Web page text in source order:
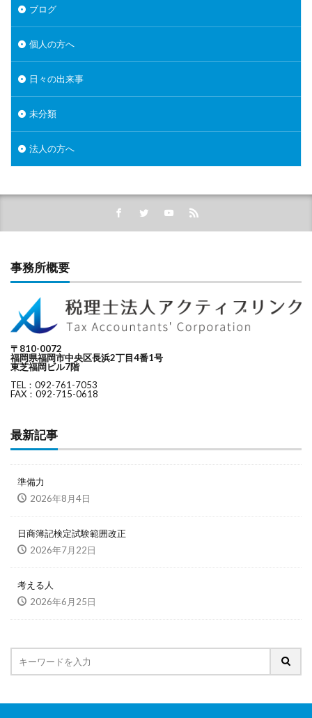
ブログ
個人の方へ
日々の出来事
未分類
法人の方へ
事務所概要
〒810-0072
福岡県福岡市中央区長浜2丁目4番1号
東芝福岡ビル7階
TEL：092-761-7053
FAX：092-715-0618
最新記事
準備力
2026年8月4日
日商簿記検定試験範囲改正
2026年7月22日
考える人
2026年6月25日